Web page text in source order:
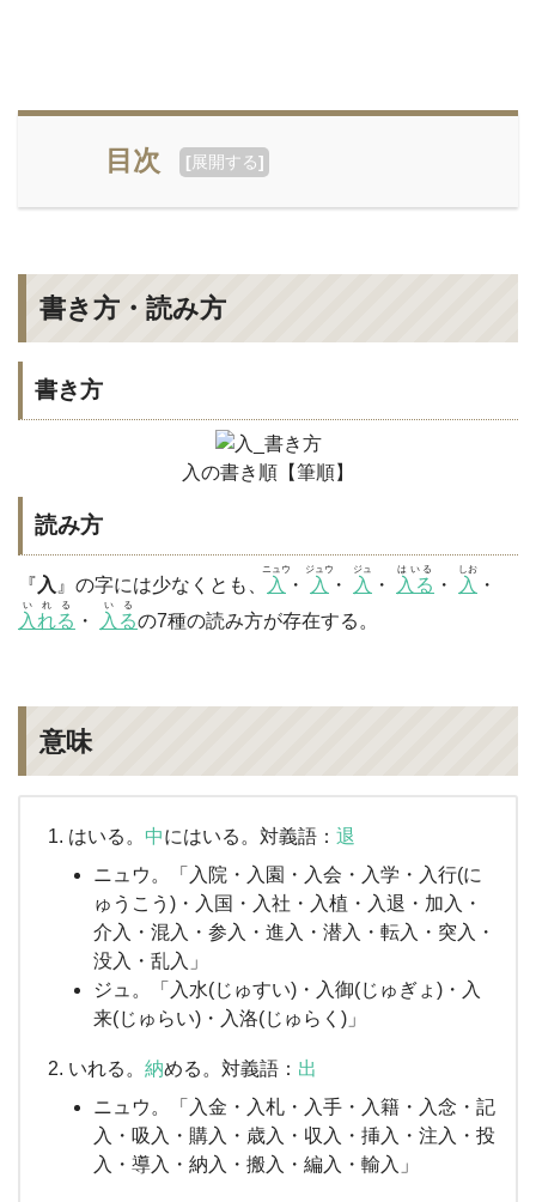
目次 [展開する]
書き方・読み方
書き方
入の書き順【筆順】
読み方
『入』の字には少なくとも、 入
ニュウ
・ 入
ジュウ
・ 入
ジュ
・ 入る
はいる
・ 入
しお
・
入れる
いれる
・ 入る
いる
の7種の読み方が存在する。
意味
はいる。 中にはいる。対義語： 退
ニュウ。「入院・入園・入会・入学・入行(に
ゅうこう)・入国・入社・入植・入退・加入・
介入・混入・参入・進入・潜入・転入・突入・
没入・乱入」
ジュ。「入水(じゅすい)・入御(じゅぎょ)・入
来(じゅらい)・入洛(じゅらく)」
いれる。 納める。対義語： 出
ニュウ。「入金・入札・入手・入籍・入念・記
入・吸入・購入・歳入・収入・挿入・注入・投
入・導入・納入・搬入・編入・輸入」